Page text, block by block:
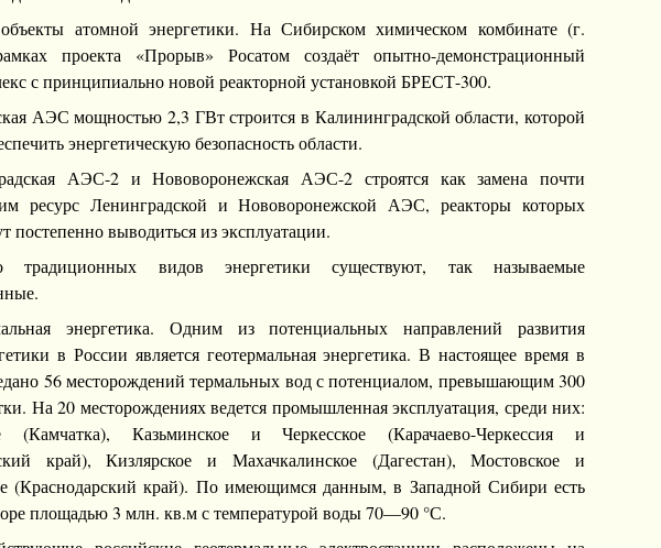
атомной энергетики. На Сибирском химическом комбинате (г.
проекта «Прорыв» Росатом создаёт опытно-демонстрационный
с принципиально новой реакторной установкой БРЕСТ-300.
АЭС мощностью 2,3 ГВт строится в Калининградской области, которой
энергетическую безопасность области.
АЭС-2 и Нововоронежская АЭС-2 строятся как замена почти
ресурс Ленинградской и Нововоронежской АЭС, реакторы которых
постепенно выводиться из эксплуатации.
традиционных видов энергетики существуют, так называемые
энергетика. Одним из потенциальных направлений развития
в России является геотермальная энергетика. В настоящее время в
56 месторождений термальных вод с потенциалом, превышающим 300
На 20 месторождениях ведется промышленная эксплуатация, среди них:
(Камчатка), Казьминское и Черкесское (Карачаево-Черкессия и
край), Кизлярское и Махачкалинское (Дагестан), Мостовское и
(Краснодарский край). По имеющимся данным, в Западной Сибири есть
площадью 3 млн. кв.м с температурой воды 70—90 °С.